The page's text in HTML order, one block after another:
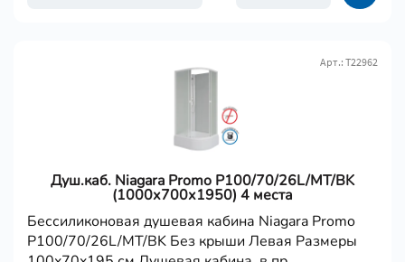
Душ.каб. Niagara Promo P100/70/26L/MT/BK
(1000х700х1950) 4 места
Арт.: Т22962
Бессиликоновая душевая кабина Niagara Promo
P100/70/26L/MT/BK Без крыши Левая Размеры